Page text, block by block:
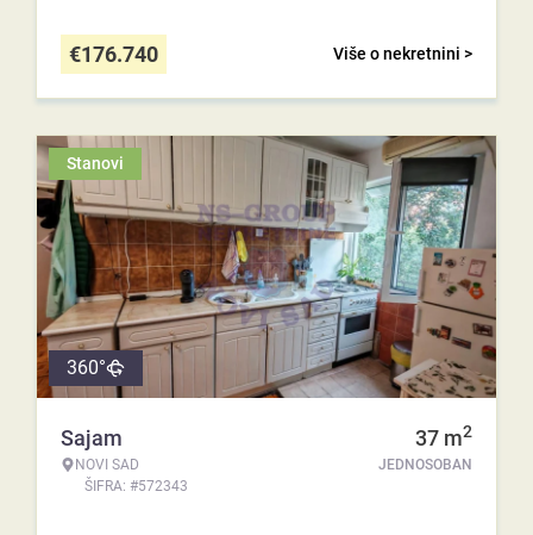
Više o nekretnini >
€176.740
Stanovi
360°
Sajam
NOVI SAD
ŠIFRA: #572343
37 m2
JEDNOSOBAN